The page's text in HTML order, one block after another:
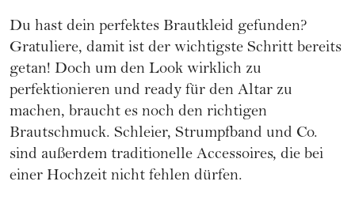
Du hast dein perfektes Brautkleid gefunden?
Gratuliere, damit ist der wichtigste Schritt bereits
getan! Doch um den Look wirklich zu
perfektionieren und ready für den Altar zu
machen, braucht es noch den richtigen
Brautschmuck. Schleier, Strumpfband und Co.
sind außerdem traditionelle Accessoires, die bei
einer Hochzeit nicht fehlen dürfen.